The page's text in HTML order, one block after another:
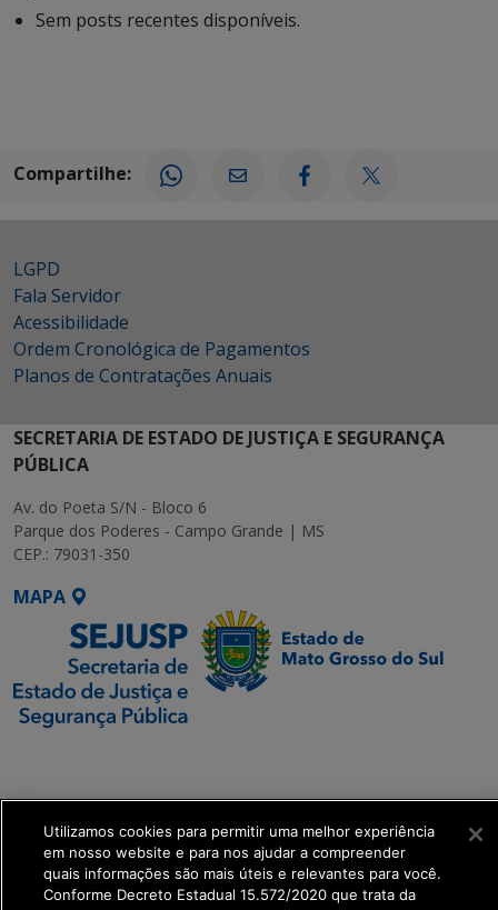
Sem posts recentes disponíveis.
Compartilhe:
LGPD
Fala Servidor
Acessibilidade
Ordem Cronológica de Pagamentos
Planos de Contratações Anuais
SECRETARIA DE ESTADO DE JUSTIÇA E SEGURANÇA
PÚBLICA
Av. do Poeta S/N - Bloco 6
Parque dos Poderes - Campo Grande | MS
CEP.: 79031-350
MAPA
Transformação Digital
get_footer();
Utilizamos cookies para permitir uma melhor experiência
em nosso website e para nos ajudar a compreender
quais informações são mais úteis e relevantes para você.
Conforme Decreto Estadual 15.572/2020 que trata da